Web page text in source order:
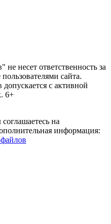
несет ответственность за
сайта.
с активной
6+
на
информация: